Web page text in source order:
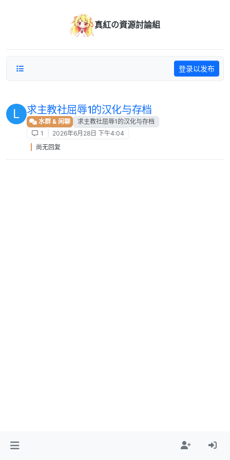
真紅の資源討論組
登录以发布
L 求主教社屈辱1的汉化与存档
水群 & 闲聊
求主教社屈辱1的汉化与存档
1
2026年6月28日 下午4:04
尚无回复